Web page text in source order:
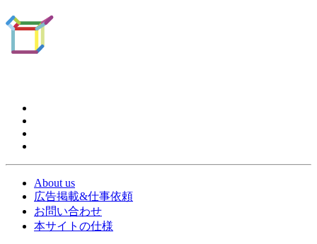
About us
広告掲載&仕事依頼
お問い合わせ
本サイトの仕様